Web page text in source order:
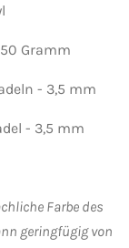
Gramm
- 3,5 mm
- 3,5 mm
Farbe des
geringfügig von